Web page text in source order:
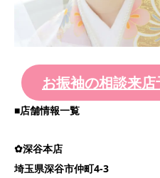
お振袖の相談来
■店舗情報一覧
✿深谷本店
埼玉県深谷市仲町4-3